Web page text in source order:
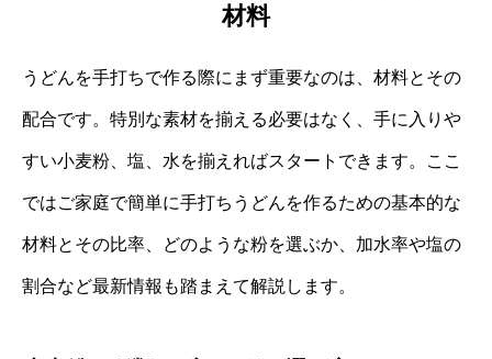
材料
うどんを手打ちで作る際にまず重要なのは、材料とその
配合です。特別な素材を揃える必要はなく、手に入りや
すい小麦粉、塩、水を揃えればスタートできます。ここ
ではご家庭で簡単に手打ちうどんを作るための基本的な
材料とその比率、どのような粉を選ぶか、加水率や塩の
割合など最新情報も踏まえて解説します。